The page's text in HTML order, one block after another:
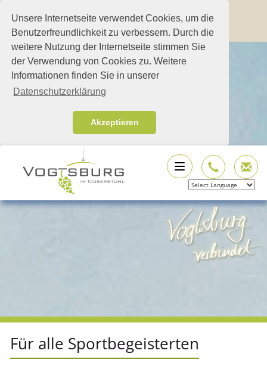
Unsere Internetseite verwendet Cookies, um die
Benutzerfreundlichkeit zu verbessern. Durch die
weitere Nutzung der Internetseite stimmen Sie
der Verwendung von Cookies zu. Weitere
Informationen finden Sie in unserer
Datenschutzerklärung
Akzeptieren
Für alle Sport­be­geis­ter­ten